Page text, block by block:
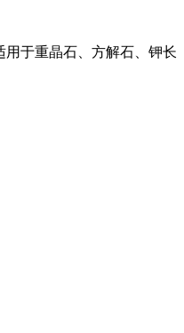
于重晶石、方解石、钾长